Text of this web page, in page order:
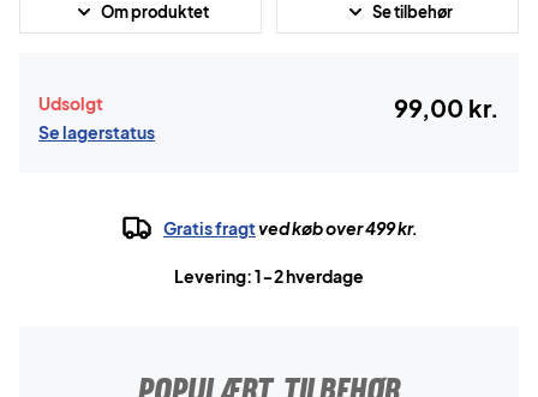
Om produktet Se tilbehør
Udsolgt
Se lagerstatus
99,00 kr.
Gratis fragtved køb over 499 kr.
Levering: 1-2 hverdage